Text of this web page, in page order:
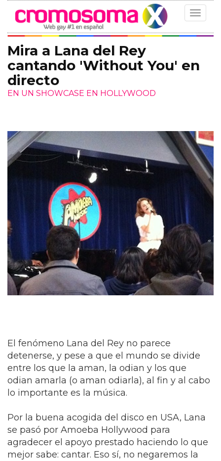
Toggle
Mira a Lana del Rey
cantando 'Without You' en
directo
EN UN SHOWCASE EN HOLLYWOOD
El fenómeno Lana del Rey no parece
detenerse, y pese a que el mundo se divide
entre los que la aman, la odian y los que
odian amarla (o aman odiarla), al fin y al cabo
lo importante es la música.
Por la buena acogida del disco en USA, Lana
se pasó por Amoeba Hollywood para
agradecer el apoyo prestado haciendo lo que
mejor sabe: cantar. Eso sí, no negaremos la